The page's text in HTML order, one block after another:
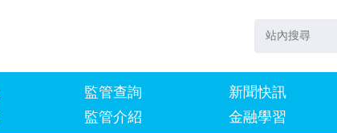
監管查詢
監管介紹
新聞快訊
金融學習